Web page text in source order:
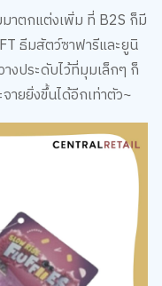
มาตกแต่งเพิ่ม ที่ B2S ก็มี
ธีมสัตว์ซาฟารีและยูนิ
งประดับไว้ที่มุมเล็กๆ ก็
ายยิ่งขึ้นได้อีกเท่าตัว~